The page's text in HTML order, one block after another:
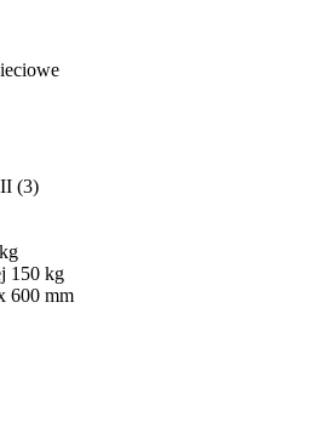
(3)
150 kg
600 mm